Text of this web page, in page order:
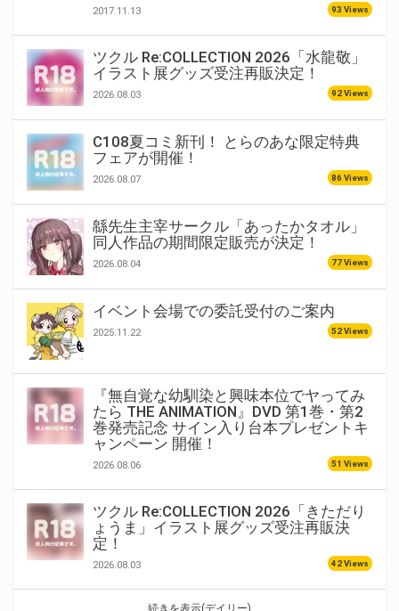
2017.11.13 93 Views
ツクル Re:COLLECTION 2026「水龍敬」
イラスト展グッズ受注再販決定！
2026.08.03 92 Views
C108夏コミ新刊！ とらのあな限定特典
フェアが開催！
2026.08.07 86 Views
緜先生主宰サークル「あったかタオル」
同人作品の期間限定販売が決定！
2026.08.04 77 Views
イベント会場での委託受付のご案内
2025.11.22 52 Views
『無自覚な幼馴染と興味本位でヤってみ
たら THE ANIMATION』DVD 第1巻・第2
巻発売記念 サイン入り台本プレゼントキ
ャンペーン 開催！
2026.08.06 51 Views
ツクル Re:COLLECTION 2026「きただり
ょうま」イラスト展グッズ受注再販決
定！
2026.08.03 42 Views